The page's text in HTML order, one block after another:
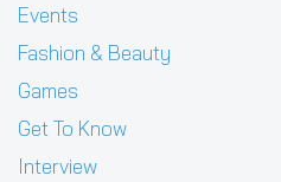
Events
Fashion & Beauty
Games
Get To Know
Interview